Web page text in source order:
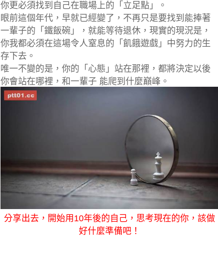
你更必須找到自己在職場上的「立足點」。
眼前這個年代，早就已經變了，不再只是要找到能捧著
一輩子的「鐵飯碗」，就能等待退休，現實的現況是，
你我都必須在這場令人窒息的「飢餓遊戲」中努力的生
存下去。
唯一不變的是，你的「心態」站在那裡，都將決定以後
你會站在哪裡，和一輩子 能爬到什麼巔峰。
分享出去，開始用10年後的自己，思考現在的你，該做
好什麼準備吧！